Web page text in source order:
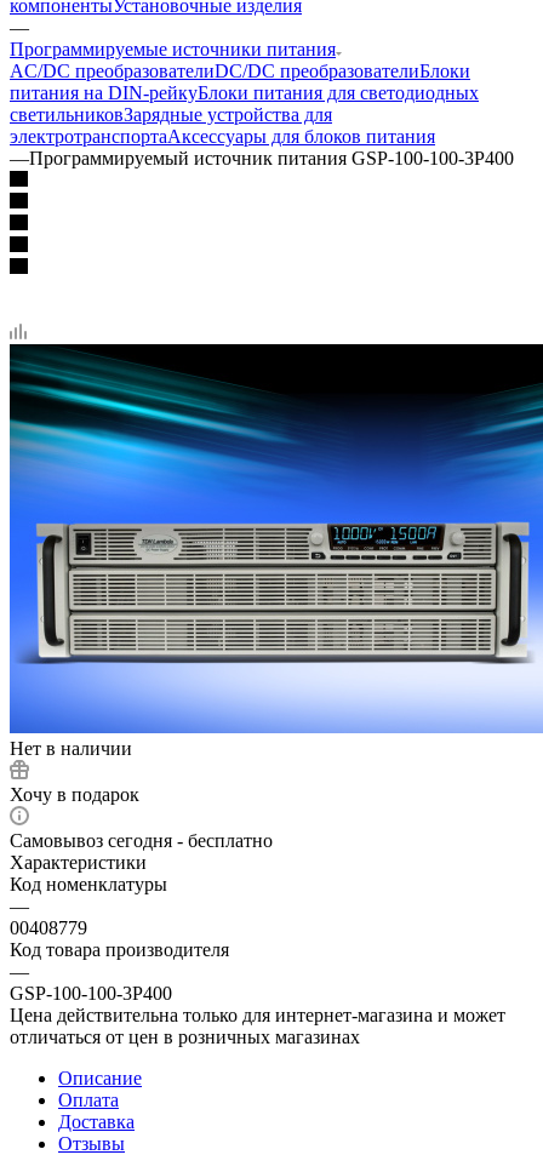
компонентыУстановочные изделия
—
Программируемые источники питания
AC/DC преобразователиDC/DC преобразователиБлоки
питания на DIN-рейкуБлоки питания для светодиодных
светильниковЗарядные устройства для
электротранспортаАксессуары для блоков питания
—Программируемый источник питания GSP-100-100-3P400
Нет в наличии
Хочу в подарок
Самовывоз сегодня - бесплатно
Характеристики
Код номенклатуры
—
00408779
Код товара производителя
—
GSP-100-100-3P400
Цена действительна только для интернет-магазина и может
отличаться от цен в розничных магазинах
Описание
Оплата
Доставка
Отзывы